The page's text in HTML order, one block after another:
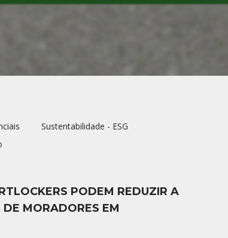
Sustentabilidade - ESG
PODEM REDUZIR A
MORADORES EM